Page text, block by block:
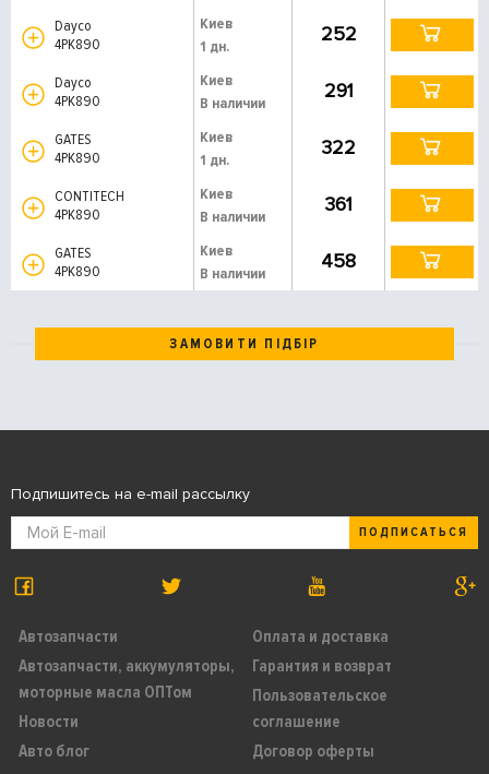
Dayco
4PK890
Киев
1 дн.
252
Dayco
4PK890
Киев
В наличии
291
GATES
4PK890
Киев
1 дн.
322
CONTITECH
4PK890
Киев
В наличии
361
GATES
4PK890
Киев
В наличии
458
ЗАМОВИТИ ПІДБІР
Автозапчасти
Автозапчасти, аккумуляторы,
моторные масла ОПТом
Новости
Авто блог
Оплата и доставка
Гарантия и возврат
Пользовательское
соглашение
Договор оферты
Подпишитесь на e-mail рассылку
ПОДПИСАТЬСЯ